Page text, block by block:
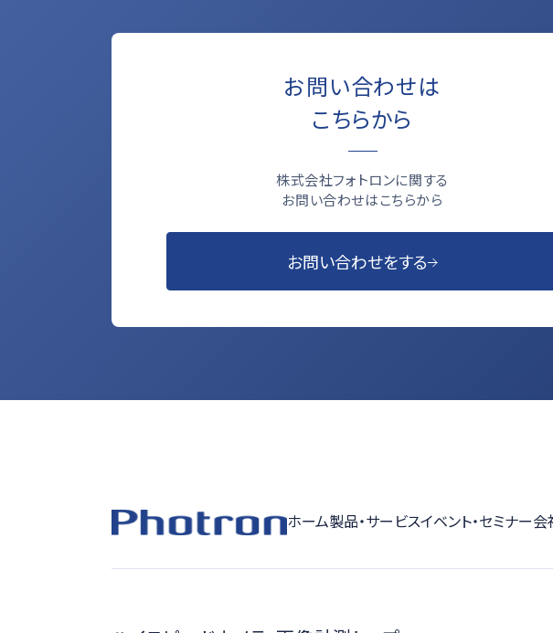
お問い合わせは
こちらから
株式会社フォトロンに関する
お問い合わせはこちらから
お問い合わせをする
ホーム製品・サービスイベント・セミナー会